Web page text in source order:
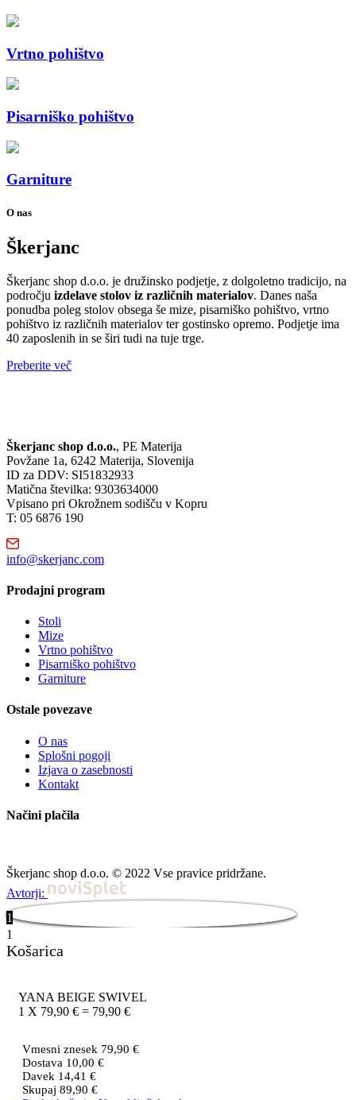
Vrtno pohištvo
Pisarniško pohištvo
Garniture
O nas
Škerjanc
Škerjanc shop d.o.o. je družinsko podjetje, z dolgoletno tradicijo, na
področju izdelave stolov iz različnih materialov. Danes naša
ponudba poleg stolov obsega še mize, pisarniško pohištvo, vrtno
pohištvo iz različnih materialov ter gostinsko opremo. Podjetje ima
40 zaposlenih in se širi tudi na tuje trge.
Preberite več
Škerjanc shop d.o.o., PE Materija
Povžane 1a, 6242 Materija, Slovenija
ID za DDV: SI51832933
Matična številka: 9303634000
Vpisano pri Okrožnem sodišču v Kopru
T: 05 6876 190
info@skerjanc.com
Prodajni program
Stoli
Mize
Vrtno pohištvo
Pisarniško pohištvo
Garniture
Ostale povezave
O nas
Splošni pogoji
Izjava o zasebnosti
Kontakt
Načini plačila
Škerjanc shop d.o.o. © 2022 Vse pravice pridržane.
Avtorji:
1
1
Košarica
YANA BEIGE SWIVEL
1 X 79,90 € = 79,90 €
Vmesni znesek 79,90 €
Dostava 10,00 €
Davek 14,41 €
Skupaj 89,90 €